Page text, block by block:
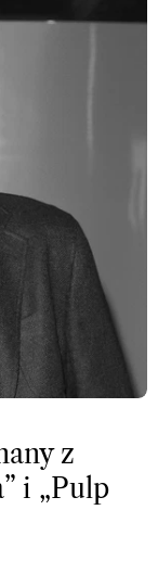
z
i „Pulp